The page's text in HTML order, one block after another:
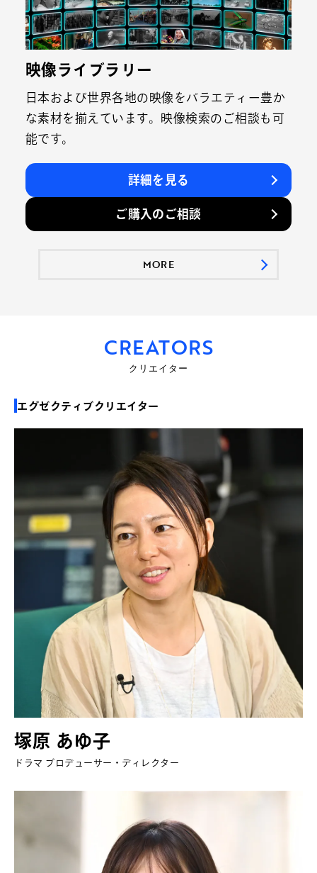
映像ライブラリー
日本および世界各地の映像をバラエティー豊か
な素材を揃えています。映像検索のご相談も可
能です。
詳細を見る
ご購入のご相談
MORE
CREATORS
クリエイター
エグゼクティブクリエイター
塚原 あゆ子
ドラマ プロデューサー・ディレクター